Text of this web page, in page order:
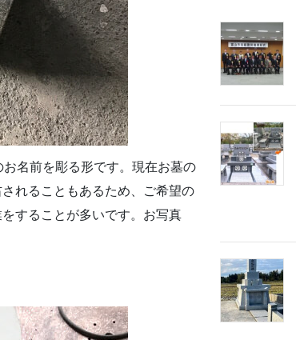
名前を彫る形です。現在お墓の
れることもあるため、ご希望の
することが多いです。お写真